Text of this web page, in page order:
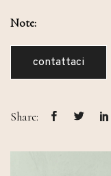
Note:
contattaci
Share: